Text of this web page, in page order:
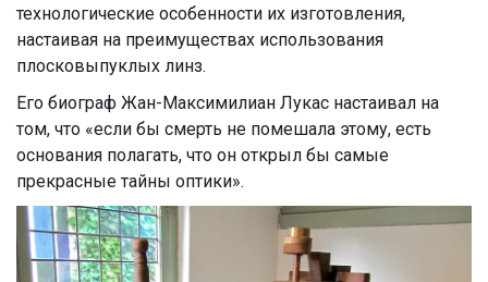
технологические особенности их изготовления,
настаивая на преимуществах использования
плосковыпуклых линз.
Его биограф Жан-Максимилиан Лукас настаивал на
том, что «если бы смерть не помешала этому, есть
основания полагать, что он открыл бы самые
прекрасные тайны оптики».